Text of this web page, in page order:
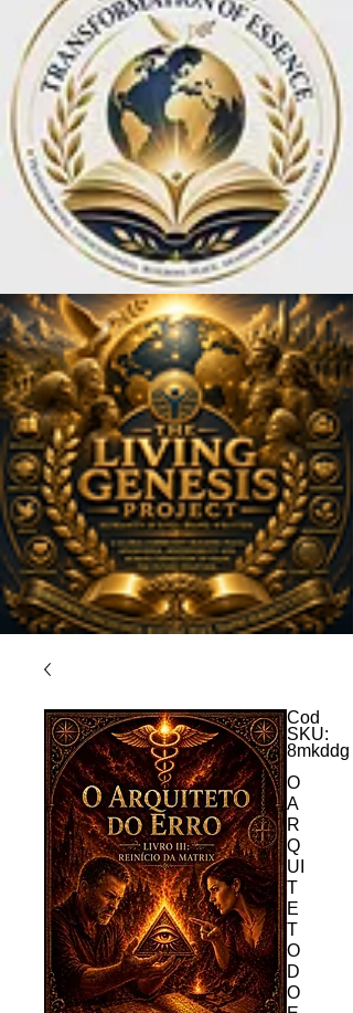
Cod
SKU:
8mkddg
O
A
R
Q
UI
T
E
T
O
D
O